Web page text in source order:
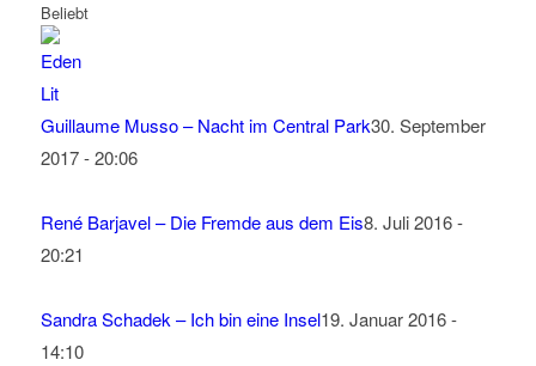
Beliebt
Guillaume Musso – Nacht im Central Park30. September
2017 - 20:06
René Barjavel – Die Fremde aus dem Eis8. Juli 2016 -
20:21
Sandra Schadek – Ich bin eine Insel19. Januar 2016 -
14:10